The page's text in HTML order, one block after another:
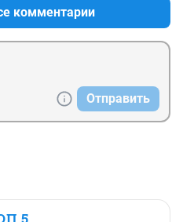
комментарии
Отправить
5